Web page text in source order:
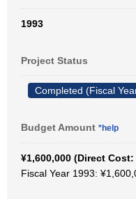
1993
Project Status
Completed (Fiscal
Budget Amount *help
¥1,600,000 (Direct Cost:
Fiscal Year 1993: